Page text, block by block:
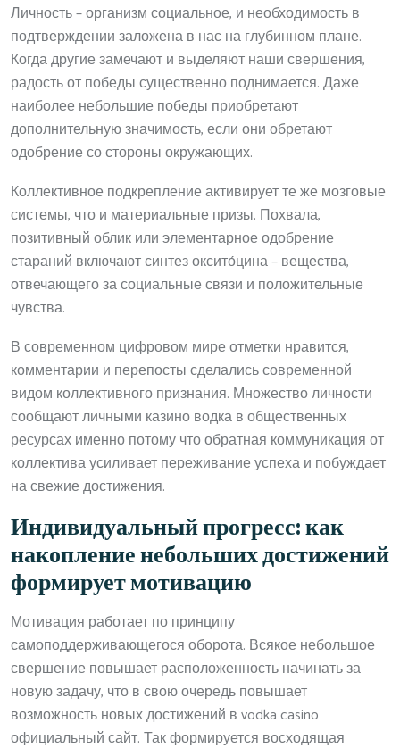
Личность – организм социальное, и необходимость в
подтверждении заложена в нас на глубинном плане.
Когда другие замечают и выделяют наши свершения,
радость от победы существенно поднимается. Даже
наиболее небольшие победы приобретают
дополнительную значимость, если они обретают
одобрение со стороны окружающих.
Коллективное подкрепление активирует те же мозговые
системы, что и материальные призы. Похвала,
позитивный облик или элементарное одобрение
стараний включают синтез оксито́цина – вещества,
отвечающего за социальные связи и положительные
чувства.
В современном цифровом мире отметки нравится,
комментарии и перепосты сделались современной
видом коллективного признания. Множество личности
сообщают личными казино водка в общественных
ресурсах именно потому что обратная коммуникация от
коллектива усиливает переживание успеха и побуждает
на свежие достижения.
Индивидуальный прогресс: как
накопление небольших достижений
формирует мотивацию
Мотивация работает по принципу
самоподдерживающегося оборота. Всякое небольшое
свершение повышает расположенность начинать за
новую задачу, что в свою очередь повышает
возможность новых достижений в vodka casino
официальный сайт. Так формируется восходящая